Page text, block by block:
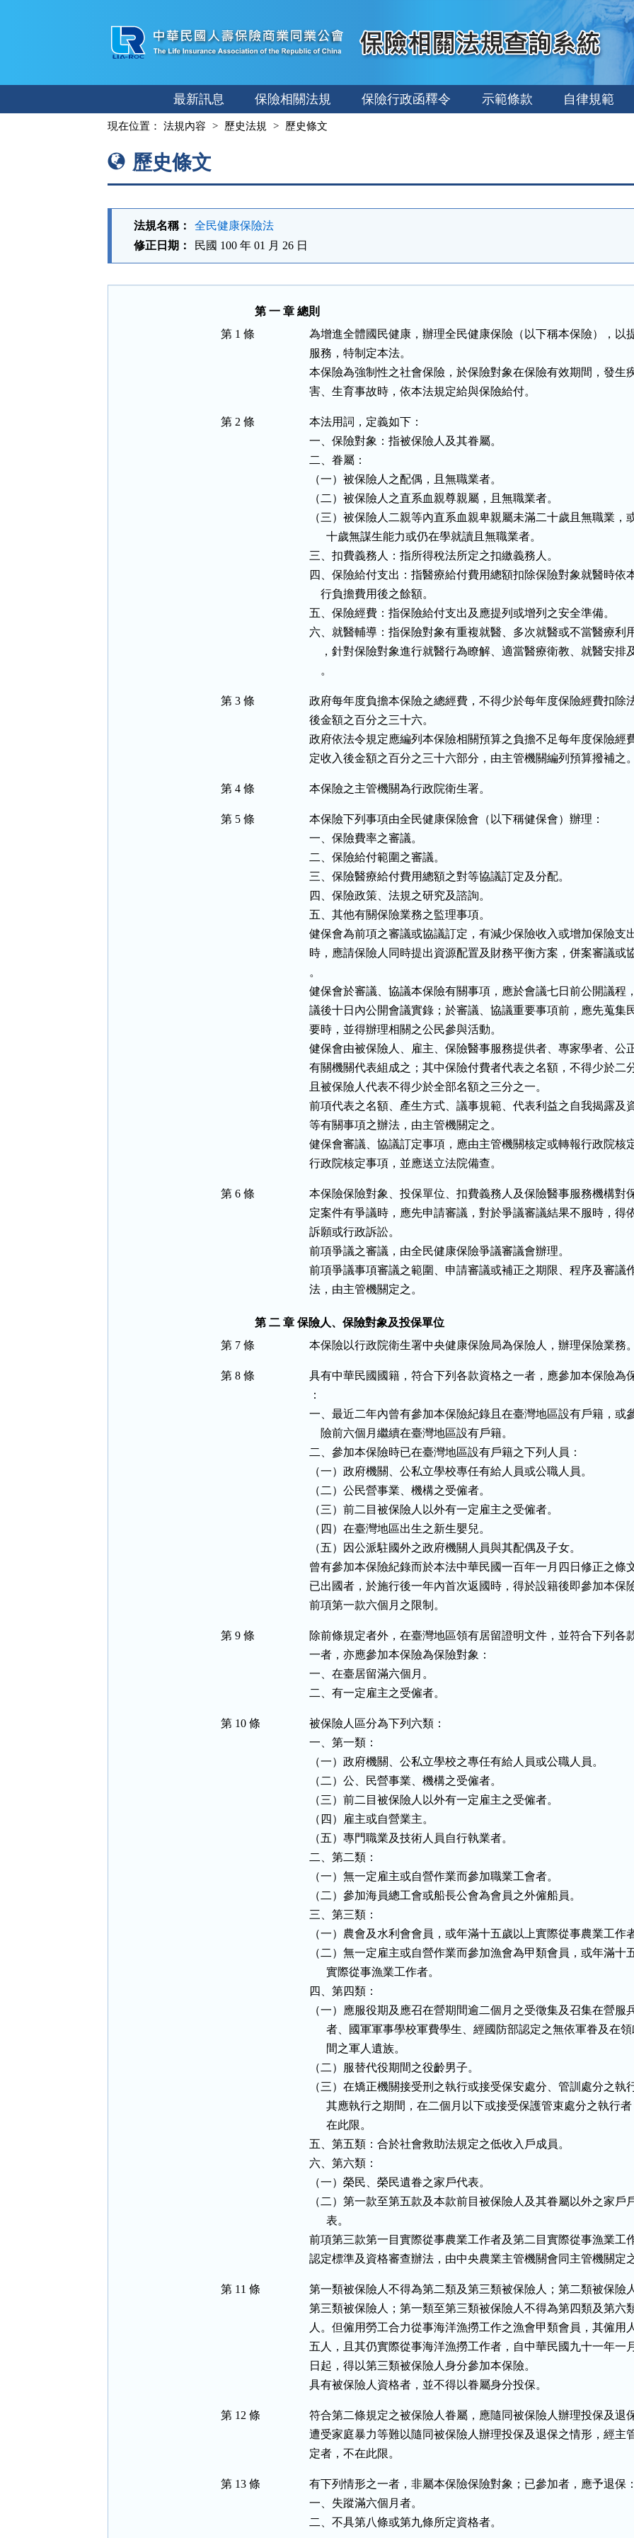
容
最新訊息 保險相關法規 保險行政函釋令 示範條款 自律規範
現在位置： 法規內容 歷史法規 歷史條文
歷史條文
法規名稱：
全民健康保險法
修正日期：
民國 100 年 01 月 26 日
第 一 章 總則
第 1 條
為增進全體國民健康，辦理全民健康保險（以下稱本保險），以
服務，特制定本法。
本保險為強制性之社會保險，於保險對象在保險有效期間，發生
害、生育事故時，依本法規定給與保險給付。
第 2 條
本法用詞，定義如下：
一、保險對象：指被保險人及其眷屬。
二、眷屬：
（一）被保險人之配偶，且無職業者。
（二）被保險人之直系血親尊親屬，且無職業者。
（三）被保險人二親等內直系血親卑親屬未滿二十歲且無職業，
      十歲無謀生能力或仍在學就讀且無職業者。
三、扣費義務人：指所得稅法所定之扣繳義務人。
四、保險給付支出：指醫療給付費用總額扣除保險對象就醫時依
    行負擔費用後之餘額。
五、保險經費：指保險給付支出及應提列或增列之安全準備。
六、就醫輔導：指保險對象有重複就醫、多次就醫或不當醫療利
，針對保險對象進行就醫行為瞭解、適當醫療衛教、就醫安排
    。
第 3 條
政府每年度負擔本保險之總經費，不得少於每年度保險經費扣除
後金額之百分之三十六。
政府依法令規定應編列本保險相關預算之負擔不足每年度保險經
定收入後金額之百分之三十六部分，由主管機關編列預算撥補之
第 4 條 本保險之主管機關為行政院衛生署。
第 5 條
本保險下列事項由全民健康保險會（以下稱健保會）辦理：
一、保險費率之審議。
二、保險給付範圍之審議。
三、保險醫療給付費用總額之對等協議訂定及分配。
四、保險政策、法規之研究及諮詢。
五、其他有關保險業務之監理事項。
健保會為前項之審議或協議訂定，有減少保險收入或增加保險支
時，應請保險人同時提出資源配置及財務平衡方案，併案審議或
。
健保會於審議、協議本保險有關事項，應於會議七日前公開議程
議後十日內公開會議實錄；於審議、協議重要事項前，應先蒐集
要時，並得辦理相關之公民參與活動。
健保會由被保險人、雇主、保險醫事服務提供者、專家學者、公
有關機關代表組成之；其中保險付費者代表之名額，不得少於二
且被保險人代表不得少於全部名額之三分之一。
前項代表之名額、產生方式、議事規範、代表利益之自我揭露及
等有關事項之辦法，由主管機關定之。
健保會審議、協議訂定事項，應由主管機關核定或轉報行政院核
行政院核定事項，並應送立法院備查。
第 6 條
本保險保險對象、投保單位、扣費義務人及保險醫事服務機構對
定案件有爭議時，應先申請審議，對於爭議審議結果不服時，得
訴願或行政訴訟。
前項爭議之審議，由全民健康保險爭議審議會辦理。
前項爭議事項審議之範圍、申請審議或補正之期限、程序及審議
法，由主管機關定之。
第 二 章 保險人、保險對象及投保單位
第 7 條
本保險以行政院衛生署中央健康保險局為保險人，辦理保險業務
第 8 條
具有中華民國國籍，符合下列各款資格之一者，應參加本保險為
：
一、最近二年內曾有參加本保險紀錄且在臺灣地區設有戶籍，或
    險前六個月繼續在臺灣地區設有戶籍。
二、參加本保險時已在臺灣地區設有戶籍之下列人員：
（一）政府機關、公私立學校專任有給人員或公職人員。
（二）公民營事業、機構之受僱者。
（三）前二目被保險人以外有一定雇主之受僱者。
（四）在臺灣地區出生之新生嬰兒。
（五）因公派駐國外之政府機關人員與其配偶及子女。
曾有參加本保險紀錄而於本法中華民國一百年一月四日修正之條
已出國者，於施行後一年內首次返國時，得於設籍後即參加本保
前項第一款六個月之限制。
第 9 條
除前條規定者外，在臺灣地區領有居留證明文件，並符合下列各
一者，亦應參加本保險為保險對象：
一、在臺居留滿六個月。
二、有一定雇主之受僱者。
第 10 條
被保險人區分為下列六類：
一、第一類：
（一）政府機關、公私立學校之專任有給人員或公職人員。
（二）公、民營事業、機構之受僱者。
（三）前二目被保險人以外有一定雇主之受僱者。
（四）雇主或自營業主。
（五）專門職業及技術人員自行執業者。
二、第二類：
（一）無一定雇主或自營作業而參加職業工會者。
（二）參加海員總工會或船長公會為會員之外僱船員。
三、第三類：
（一）農會及水利會會員，或年滿十五歲以上實際從事農業工作
（二）無一定雇主或自營作業而參加漁會為甲類會員，或年滿十
      實際從事漁業工作者。
四、第四類：
（一）應服役期及應召在營期間逾二個月之受徵集及召集在營服
者、國軍軍事學校軍費學生、經國防部認定之無依軍眷及在
      間之軍人遺族。
（二）服替代役期間之役齡男子。
（三）在矯正機關接受刑之執行或接受保安處分、管訓處分之執
其應執行之期間，在二個月以下或接受保護管束處分之執行
      在此限。
五、第五類：合於社會救助法規定之低收入戶成員。
六、第六類：
（一）榮民、榮民遺眷之家戶代表。
（二）第一款至第五款及本款前目被保險人及其眷屬以外之家戶
      表。
前項第三款第一目實際從事農業工作者及第二目實際從事漁業工
認定標準及資格審查辦法，由中央農業主管機關會同主管機關定
第 11 條
第一類被保險人不得為第二類及第三類被保險人；第二類被保險
第三類被保險人；第一類至第三類被保險人不得為第四類及第六
人。但僱用勞工合力從事海洋漁撈工作之漁會甲類會員，其僱用
五人，且其仍實際從事海洋漁撈工作者，自中華民國九十一年一
日起，得以第三類被保險人身分參加本保險。
具有被保險人資格者，並不得以眷屬身分投保。
第 12 條
符合第二條規定之被保險人眷屬，應隨同被保險人辦理投保及退
遭受家庭暴力等難以隨同被保險人辦理投保及退保之情形，經主
定者，不在此限。
第 13 條
有下列情形之一者，非屬本保險保險對象；已參加者，應予退保
一、失蹤滿六個月者。
二、不具第八條或第九條所定資格者。